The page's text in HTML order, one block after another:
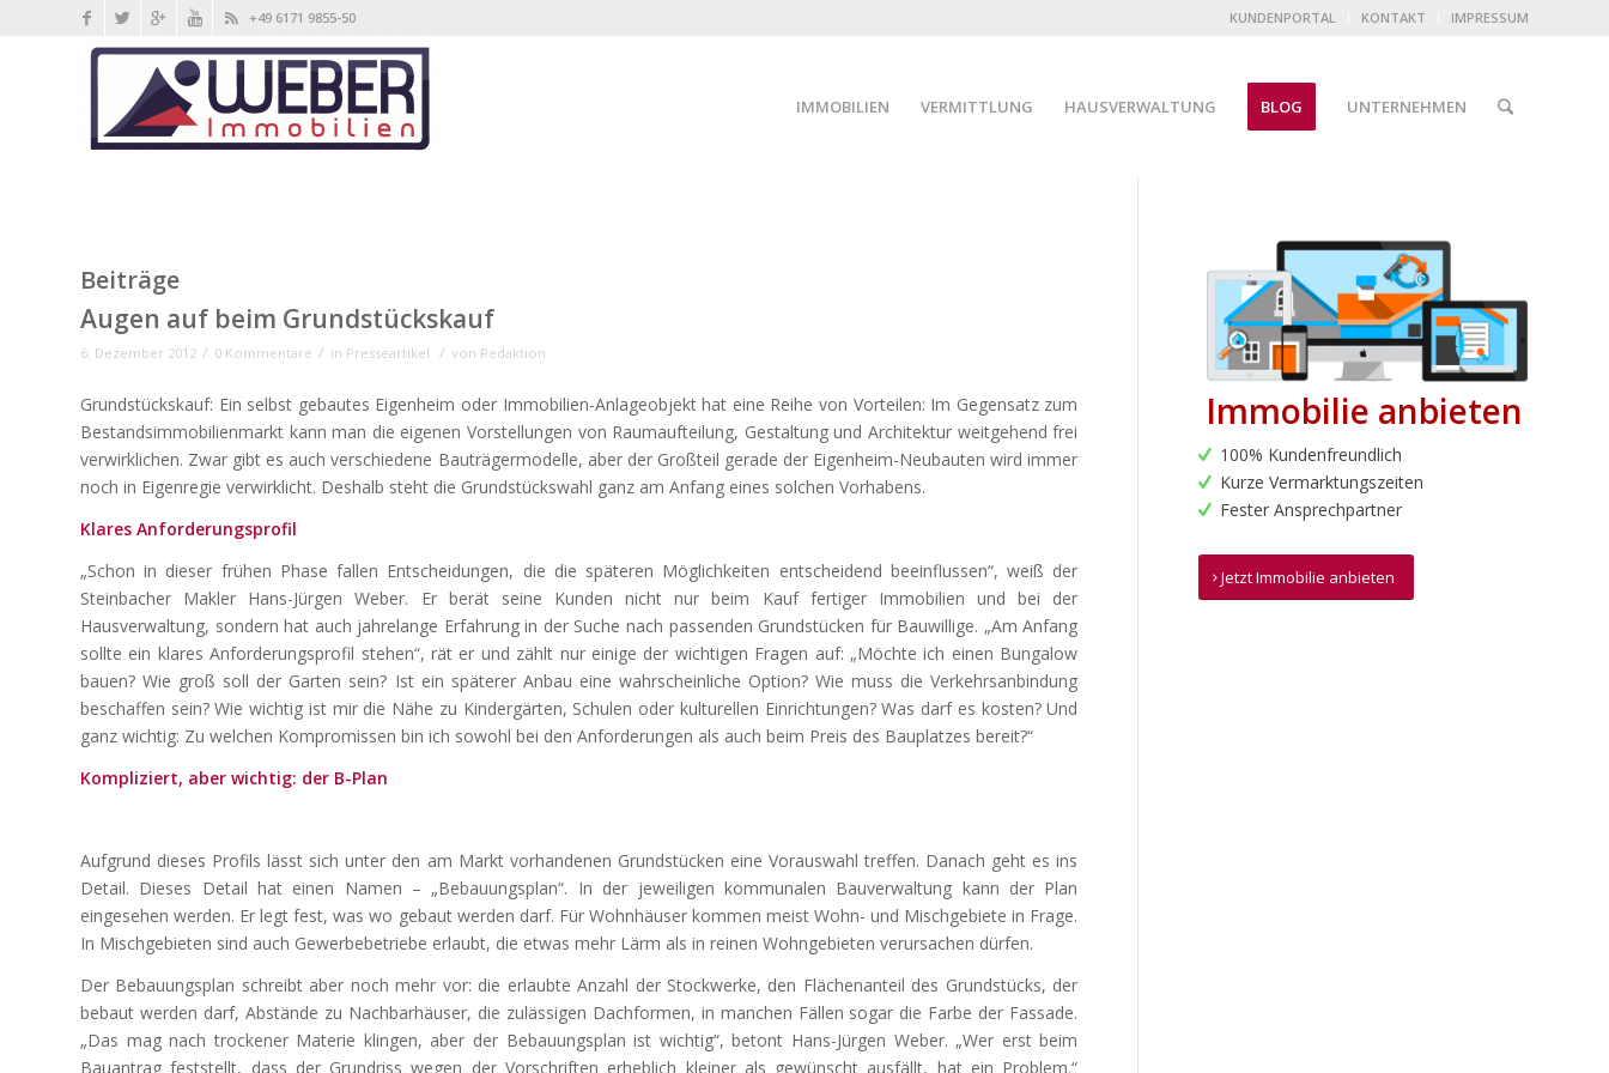
KUNDENPORTAL KONTAKT IMPRESSUM
+49 6171 9855-50
IMMOBILIEN VERMITTLUNG HAUSVERWALTUNG BLOG UNTERNEHMEN
Beiträge
Augen auf beim Grundstückskauf
6. Dezember 2012 / 0 Kommentare / in Presseartikel / von Redaktion
Grundstückskauf: Ein selbst gebautes Eigenheim oder Immobilien-Anlageobjekt hat eine Reihe von Vorteilen: Im Gegensatz zum
Bestandsimmobilienmarkt kann man die eigenen Vorstellungen von Raumaufteilung, Gestaltung und Architektur weitgehend frei
verwirklichen. Zwar gibt es auch verschiedene Bauträgermodelle, aber der Großteil gerade der Eigenheim-Neubauten wird immer
noch in Eigenregie verwirklicht. Deshalb steht die Grundstückswahl ganz am Anfang eines solchen Vorhabens.
Klares Anforderungsprofil
„Schon in dieser frühen Phase fallen Entscheidungen, die die späteren Möglichkeiten entscheidend beeinflussen“, weiß der
Steinbacher Makler Hans-Jürgen Weber. Er berät seine Kunden nicht nur beim Kauf fertiger Immobilien und bei der
Hausverwaltung, sondern hat auch jahrelange Erfahrung in der Suche nach passenden Grundstücken für Bauwillige. „Am Anfang
sollte ein klares Anforderungsprofil stehen“, rät er und zählt nur einige der wichtigen Fragen auf: „Möchte ich einen Bungalow
bauen? Wie groß soll der Garten sein? Ist ein späterer Anbau eine wahrscheinliche Option? Wie muss die Verkehrsanbindung
beschaffen sein? Wie wichtig ist mir die Nähe zu Kindergärten, Schulen oder kulturellen Einrichtungen? Was darf es kosten? Und
ganz wichtig: Zu welchen Kompromissen bin ich sowohl bei den Anforderungen als auch beim Preis des Bauplatzes bereit?“
Kompliziert, aber wichtig: der B-Plan
Aufgrund dieses Profils lässt sich unter den am Markt vorhandenen Grundstücken eine Vorauswahl treffen. Danach geht es ins
Detail. Dieses Detail hat einen Namen – „Bebauungsplan“. In der jeweiligen kommunalen Bauverwaltung kann der Plan
eingesehen werden. Er legt fest, was wo gebaut werden darf. Für Wohnhäuser kommen meist Wohn- und Mischgebiete in Frage.
In Mischgebieten sind auch Gewerbebetriebe erlaubt, die etwas mehr Lärm als in reinen Wohngebieten verursachen dürfen.
Der Bebauungsplan schreibt aber noch mehr vor: die erlaubte Anzahl der Stockwerke, den Flächenanteil des Grundstücks, der
bebaut werden darf, Abstände zu Nachbarhäuser, die zulässigen Dachformen, in manchen Fällen sogar die Farbe der Fassade.
„Das mag nach trockener Materie klingen, aber der Bebauungsplan ist wichtig“, betont Hans-Jürgen Weber. „Wer erst beim
Bauantrag feststellt, dass der Grundriss wegen der Vorschriften erheblich kleiner als gewünscht ausfällt, hat ein Problem.“
Immobilie anbieten
100% Kundenfreundlich
Kurze Vermarktungszeiten
Fester Ansprechpartner
Jetzt Immobilie anbieten